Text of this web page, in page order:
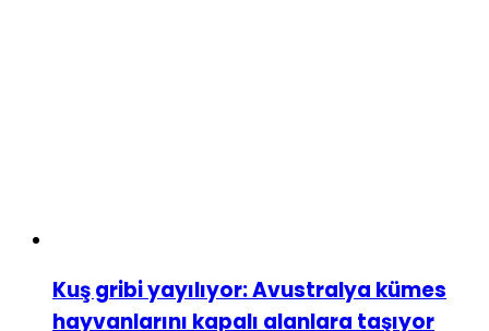
Kuş gribi yayılıyor: Avustralya kümes
hayvanlarını kapalı alanlara taşıyor